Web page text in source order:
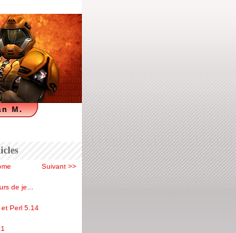
M.
Suivant >>
de je...
et Perl 5.14